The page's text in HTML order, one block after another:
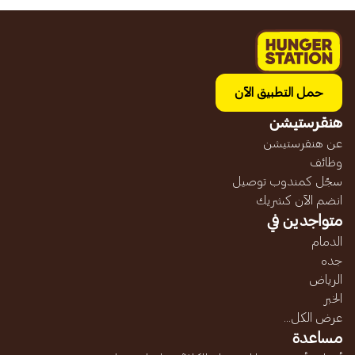
حمل التطبيق الآن
هنقرستيشن
عن هنقرستيشن
وظائف
سجّل كمندوب توصيل
انضم الآن كشريك
متواجدين في
الدمام
جده
الرياض
الخبر
عرض الكل...
مساعدة